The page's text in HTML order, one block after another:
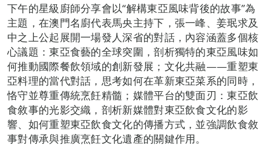
下午的星級廚師分享會以“解構東亞風味背後的故事”為
主題，在澳門名廚代表馬央主持下，張一峰、姜珉求及
中之上公起展開一場發人深省的對話，內容涵蓋多個核
心議題：東亞食藝的全球突圍，剖析獨特的東亞風味如
何推動國際餐飲領域的創新發展；文化共融——重塑東
亞料理的當代對話，思考如何在革新東亞菜系的同時，
恪守並尊重傳統烹飪精髓；媒體平台的雙面刃：東亞飲
食敘事的光影交織，剖析新媒體對東亞飲食文化的影
響、如何重塑東亞飲食文化的傳播方式，並強調飲食敘
事對傳承與推廣烹飪文化遺產的關鍵作用。